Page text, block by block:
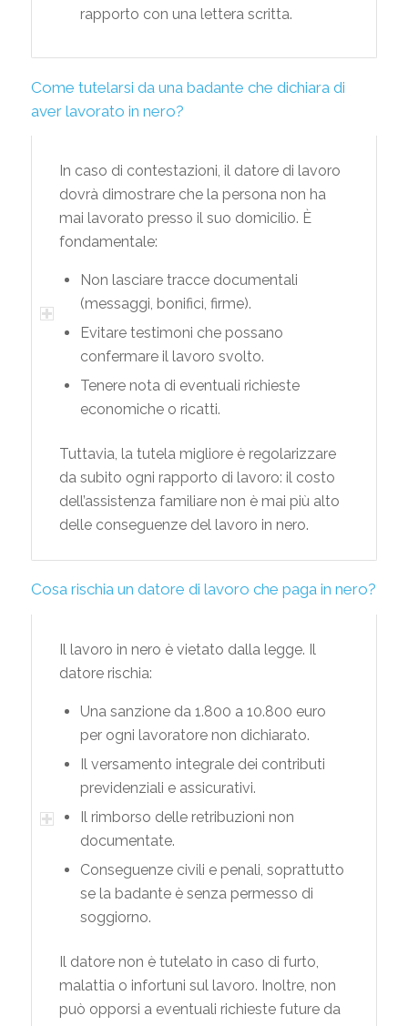
rapporto con una lettera scritta.
Come tutelarsi da una badante che dichiara di
aver lavorato in nero?
In caso di contestazioni, il datore di lavoro
dovrà dimostrare che la persona non ha
mai lavorato presso il suo domicilio. È
fondamentale:
Non lasciare tracce documentali
(messaggi, bonifici, firme).
Evitare testimoni che possano
confermare il lavoro svolto.
Tenere nota di eventuali richieste
economiche o ricatti.
Tuttavia, la tutela migliore è regolarizzare
da subito ogni rapporto di lavoro: il costo
dell’assistenza familiare non è mai più alto
delle conseguenze del lavoro in nero.
Cosa rischia un datore di lavoro che paga in nero?
Il lavoro in nero è vietato dalla legge. Il
datore rischia:
Una sanzione da 1.800 a 10.800 euro
per ogni lavoratore non dichiarato.
Il versamento integrale dei contributi
previdenziali e assicurativi.
Il rimborso delle retribuzioni non
documentate.
Conseguenze civili e penali, soprattutto
se la badante è senza permesso di
soggiorno.
Il datore non è tutelato in caso di furto,
malattia o infortuni sul lavoro. Inoltre, non
può opporsi a eventuali richieste future da